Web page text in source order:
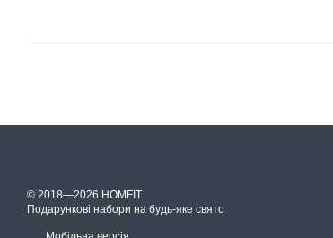
© 2018—2026 HOMFIT
Подарункові набори на будь-яке свято